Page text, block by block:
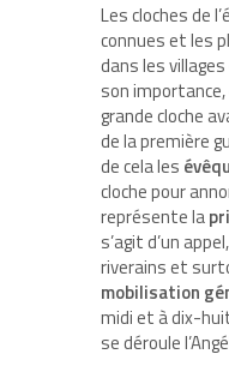
Les cloches de
connues et les
dans les
son
grande cloche
de la première
de cela les
cloche pour
représente la
s’agit d’un
riverains et
mobilisation
midi et à dix-
se déroule